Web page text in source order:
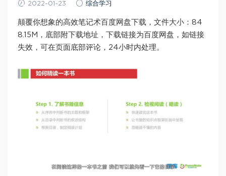
2022-01-23 综合学习
颠覆你想象的高效笔记术百度网盘下载，文件大小：84
8.15M，底部附下载地址，下载链接为百度网盘，如链接
失效，可在页面底部评论，24小时内处理。